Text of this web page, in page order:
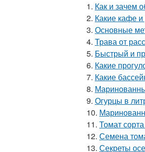
1. Как и зачем
2. Какие кафе
3. Основные
4. Трава от
5. Быстрый и
6. Какие
7. Какие
8.
9. Огурцы в
10.
11. Томат
12. Семена
13. Секреты